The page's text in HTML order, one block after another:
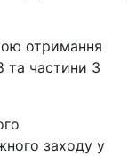
отримання
та частини 3
заходу у